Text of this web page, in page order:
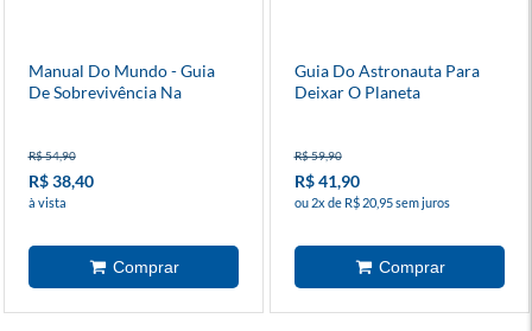
Manual Do Mundo - Guia
De Sobrevivência Na
R$ 54,90
R$ 38,40
à vista
Guia Do Astronauta Para
Deixar O Planeta
R$ 59,90
R$ 41,90
ou 2x de R$ 20,95 sem juros